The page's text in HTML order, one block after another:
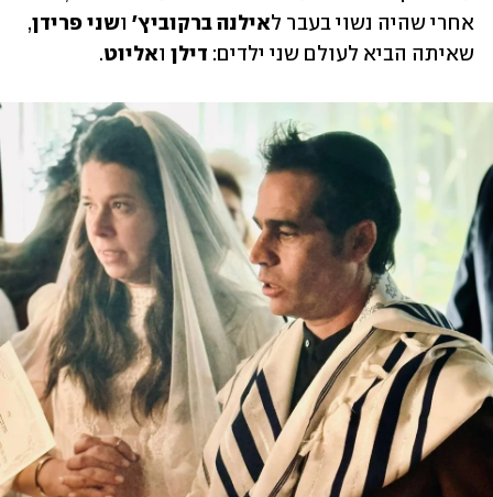
אחרי שהיה נשוי בעבר לאילנה ברקוביץ' ושני פרידן
שאיתה הביא לעולם שני ילדים: דילן ואליוט.